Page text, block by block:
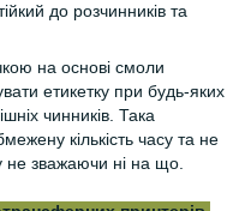
до розчинників та
на основі смоли
етикетку при будь-яких
чинників. Така
кількість часу та не
не зважаючи ні на що.